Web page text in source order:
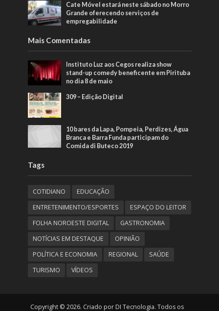
Cate Móvel estará neste sábado no Morro
Grande oferecendo serviços de
empregabilidade
Mais Comentadas
Instituto Luz aos Cegos realiza show
stand-up comedy beneficente em Pirituba
no dia 8 de maio
309 – Edição Digital
10 bares da Lapa, Pompeia, Perdizes, Água
Branca e Barra Funda participam do
Comida di Buteco 2019
Tags
COTIDIANO
EDUCAÇÃO
ENTRETENIMENTO/ESPORTES
ESPAÇO DO LEITOR
FOLHA NOROESTE DIGITAL
GASTRONOMIA
NOTÍCIAS EM DESTAQUE
OPINIÃO
POLÍTICA E ECONOMIA
REGIONAL
SAÚDE
TURISMO
VÍDEOS
Copyright © 2026. Criado por DI Tecnologia. Todos os